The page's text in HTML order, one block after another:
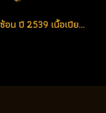
เหรียญพุทธซ้อน ปี 2539 เนื้อเปียกทองพ่นทราย ตอกโค้ด แจกกรรมการ องค์ที่ 3 (ขายแล้ว)